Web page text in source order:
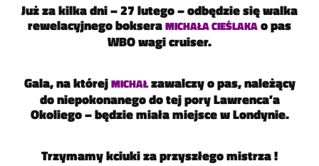
Już za kilka dni – 27 lutego – odbędzie się walka
rewelacyjnego bokseraMICHAŁA CIEŚLAKAo pas
WBO wagi cruiser.
Gala, na którejMICHAŁzawalczy o pas, należący
do niepokonanego do tej pory Lawrenca’a
Okoliego – będzie miała miejsce w Londynie.
Trzymamy kciuki za przyszłego mistrza !